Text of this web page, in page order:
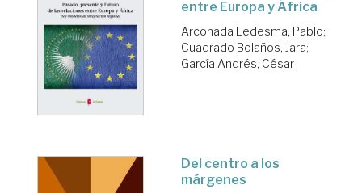
entre Europa y África
Arconada Ledesma, Pablo;
Cuadrado Bolaños, Jara;
García Andrés, César
Del centro a los
márgenes